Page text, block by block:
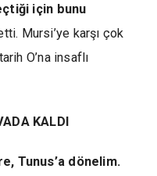
için bunu
Mursi’ye karşı çok
O’na insaflı
KALDI
Tunus’a dönelim.